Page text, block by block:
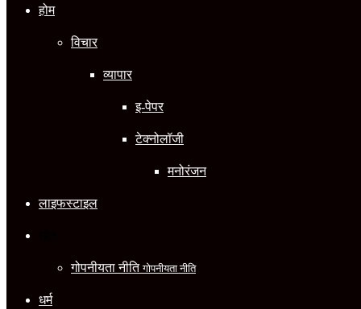
होम
विचार
व्यापार
इ-पेपर
टेक्नोलॉजी
मनोरंजन
लाइफस्टाइल
गोपनीयता नीतिगोपनीयता नीति
धर्म